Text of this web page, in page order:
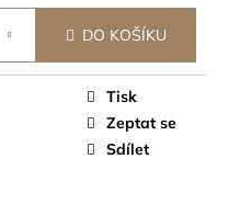
DO KOŠÍKU
Tisk
Zeptat se
Sdílet